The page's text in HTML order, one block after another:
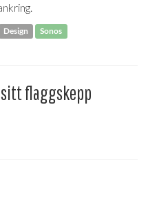
Design Sonos
sitt flaggskepp